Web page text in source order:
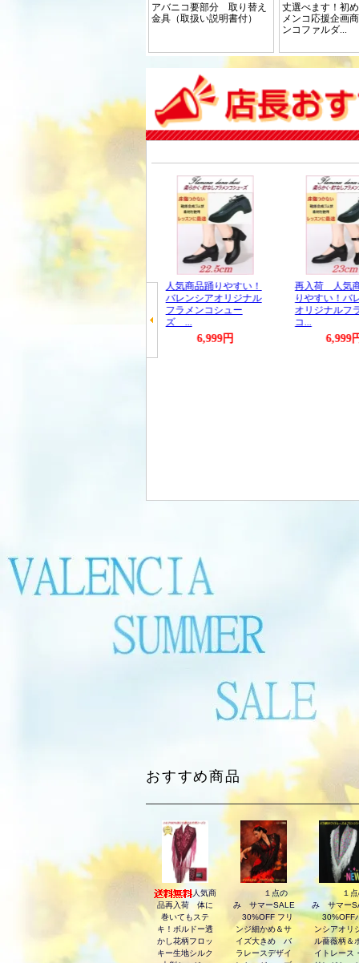
おすすめ商品
人気商
品再入荷 体に
巻いてもステ
キ！ボルドー透
かし花柄フロッ
キー生地シルク
１点の
み サマーSALE
30%OFF フリ
ンジ細かめ＆サ
イズ大きめ バ
ラレースデザイ
１
み サマー
30%OFF
ンシアオリ
ル薔薇柄＆
イトレース